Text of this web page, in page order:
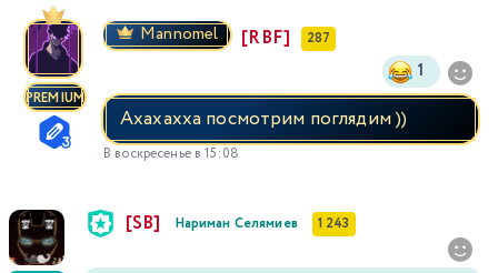
PREMIUM
Mannomel [RBF] 287
1
Ахахахха посмотрим поглядим ))
В воскресенье в 15:08
[SB] Нариман Селямиев 1 243